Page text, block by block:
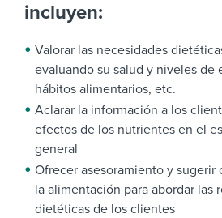
incluyen:
Valorar las necesidades
evaluando su salud y niveles de
hábitos alimentarios, etc.
Aclarar la información a los
efectos de los nutrientes en el
general
Ofrecer asesoramiento y sugerir
la alimentación para abordar las
dietéticas de los clientes